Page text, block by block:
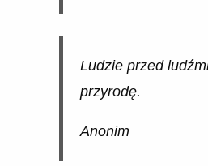
Ludzie przed
przyrodę.
Anonim